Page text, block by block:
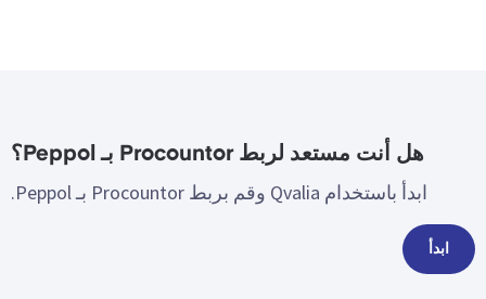
هل أنت مستعد لربط Procountor بـ Peppol؟
ابدأ باستخدام Qvalia وقم بربط Procountor بـ Peppol.
ابدأ